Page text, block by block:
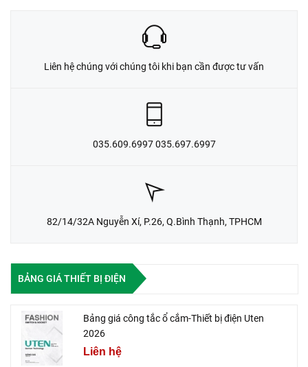
Liên hệ chúng với chúng tôi khi bạn cần được tư vấn
035.609.6997 035.697.6997
82/14/32A Nguyễn Xí, P.26, Q.Bình Thạnh, TPHCM
BẢNG GIÁ THIẾT BỊ ĐIỆN
Bảng giá công tắc ổ cắm-Thiết bị điện Uten
2026
Liên hệ